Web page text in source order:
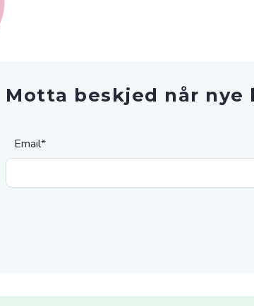
Motta beskjed når
Email*